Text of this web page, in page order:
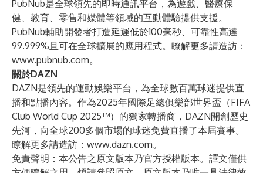
PubNub是全球領先的即時通訊平台，為遊戲、醫療保
健、教育、零售和媒體等領域的互動體驗提供支援。
PubNub輔助開發者打造延遲低於100毫秒、可靠性高達
99.999%且可在全球擴展的應用程式。瞭解更多請造訪：
www.pubnub.com。
關於DAZN
DAZN是領先的運動娛樂平台，為全球數百萬球迷提供直
播和點播內容。作為2025年國際足總俱樂部世界盃（FIFA
Club World Cup 2025™）的獨家轉播商，DAZN開創歷史
先河，向全球200多個市場的球迷免費直播了本屆賽事。
瞭解更多請造訪： www.dazn.com。
免責聲明：本公告之原文版本乃官方授權版本。譯文僅供